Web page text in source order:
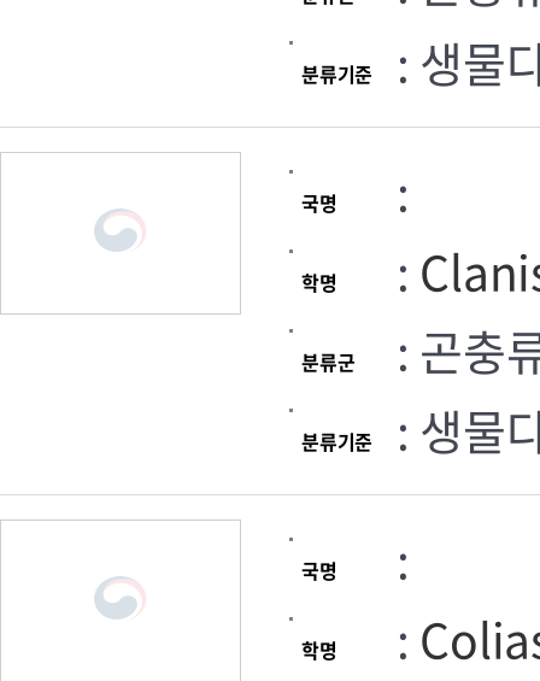
분류기준 : 생물
국명 :
학명 :
분류군 : 곤충
분류기준 : 생물
국명 :
학명 :